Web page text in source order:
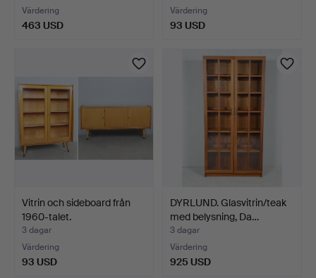
Värdering
463 USD
Värdering
93 USD
Vitrin och sideboard från
1960-talet.
3 dagar
Värdering
93 USD
DYRLUND. Glasvitrin/teak
med belysning, Da…
3 dagar
Värdering
925 USD